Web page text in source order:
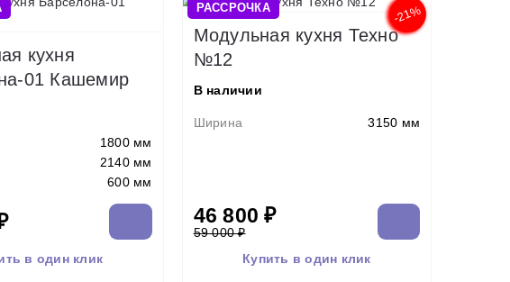
кухня
01 Кашемир
1800 мм
2140 мм
600 мм
в один клик
РАССРОЧКА -21%
Модульная кухня Техно
№12
В наличии
Ширина 3150 мм
46 800 ₽
59 000 ₽
Купить в один клик